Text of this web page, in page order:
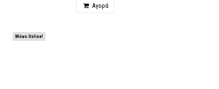
Αγορά
Μόνο Online!